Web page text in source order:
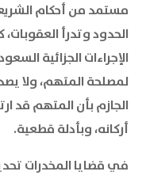
مستمد من أحكام
الحدود وتدرأ
الإجراءات الجزائية
لمصلحة المتهم، ولا
الجازم بأن المتهم قد
أركانه، وبأدلة قطعية.
في قضايا المخدرات